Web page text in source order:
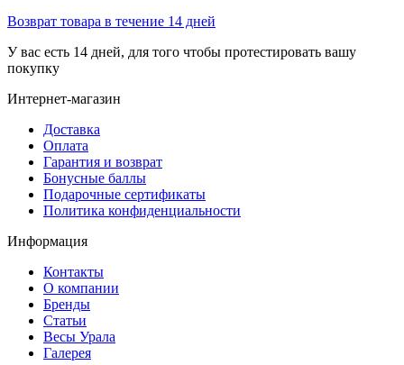
Возврат товара в течение 14 дней
У вас есть 14 дней, для того чтобы протестировать вашу
покупку
Интернет-магазин
Доставка
Оплата
Гарантия и возврат
Бонусные баллы
Подарочные сертификаты
Политика конфиденциальности
Информация
Контакты
О компании
Бренды
Статьи
Весы Урала
Галерея